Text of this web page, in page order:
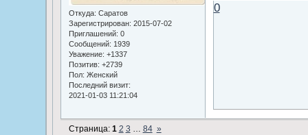
Откуда: Саратов
Зарегистрирован: 2015-07-02
Приглашений: 0
Сообщений: 1939
Уважение: +1337
Позитив: +2739
Пол: Женский
Последний визит:
2021-01-03 11:21:04
0
Страница: 1 2 3 … 84 »